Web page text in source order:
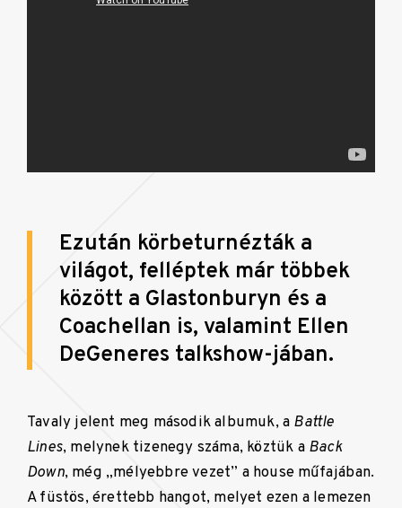
Ezután körbeturnézták a
világot, felléptek már többek
között a Glastonburyn és a
Coachellan is, valamint Ellen
DeGeneres talkshow-jában.
Tavaly jelent meg második albumuk, a Battle
Lines, melynek tizenegy száma, köztük a Back
Down, még „mélyebbre vezet” a house műfajában.
A füstös, érettebb hangot, melyet ezen a lemezen